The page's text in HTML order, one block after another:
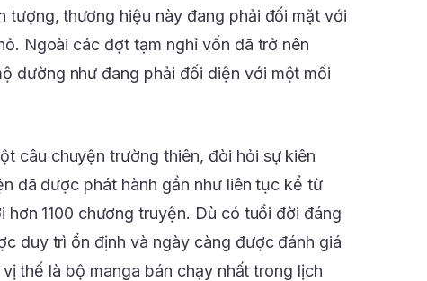
tượng, thương hiệu này đang phải đối mặt với
Ngoài các đợt tạm nghỉ vốn đã trở nên
dường như đang phải đối diện với một mối
câu chuyện trường thiên, đòi hỏi sự kiên
đã được phát hành gần như liên tục kể từ
hơn 1100 chương truyện. Dù có tuổi đời đáng
duy trì ổn định và ngày càng được đánh giá
thế là bộ manga bán chạy nhất trong lịch